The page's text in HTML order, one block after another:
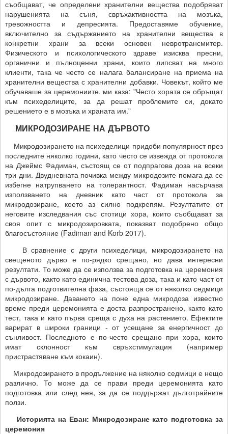
съобщават, че определени хранителни вещества подобряват
нарушенията на съня, свръхактивността на мозъка,
тревожността и депресията. Предоставяме обучение,
включително за съдържанието на хранителни вещества в
конкретни храни за всеки основен невротрансмитер.
Физическото и психологическото здраве изисква пресни,
органични и пълноценни храни, които липсват на много
клиенти, така че често се налага балансиране на приема на
хранителни вещества с хранителни добавки. Човекът, който ме
обучаваше за церемониите, ми каза: "Често хората се обръщат
към психеделиците, за да решат проблемите си, докато
решението е в мозъка и храната им."
МИКРОДОЗИРАНЕ НА ДЪРВОТО
Микродозирането на психеделици придоби популярност през
последните няколко години, като често се извежда от протокола
на Джеймс Фадиман, състоящ се от подпрагова доза на всеки
три дни. Двудневната почивка между микродозите помага да се
избегне натрупването на толерантност. Фадиман насърчава
използването на дневник като част от протокола за
микродозиране, което аз силно подкрепям. Резултатите от
неговите изследвания със стотици хора, които съобщават за
своя опит с микродозировката, показват подобрено общо
благосъстояние (Fadiman and Korb 2017).
В сравнение с други психеделици, микродозирането на
свещеното дърво е по-рядко срещано, но дава интересни
резултати. То може да се използва за подготовка на церемония
с дървото, както като единична тестова доза, така и като част от
по-дълга подготвителна фаза, състояща се от няколко седмици
микродозиране. Даването на поне една микродоза известно
време преди церемонията е доста разпространено, както като
тест, така и като първа среща с духа на растението. Ефектите
варират в широки граници - от усещане за енергичност до
сънливост. Последното е по-често срещано при хора, които
имат склонност към свръхстимулация (например
пристрастяване към кокаин).
Микродозирането в продължение на няколко седмици е нещо
различно. То може да се прави преди церемонията като
подготовка или след нея, за да се поддържат дълготрайните
ползи.
Историята на Еван: Микродозиране като подготовка за
церемония